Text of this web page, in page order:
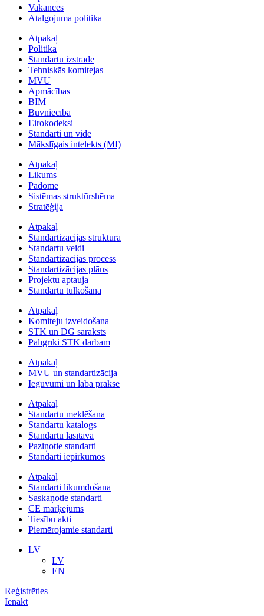
Vakances
Atalgojuma politika
Atpakaļ
Politika
Standartu izstrāde
Tehniskās komitejas
MVU
Apmācības
BIM
Būvniecība
Eirokodeksi
Standarti un vide
Mākslīgais intelekts (MI)
Atpakaļ
Likums
Padome
Sistēmas struktūrshēma
Stratēģija
Atpakaļ
Standartizācijas struktūra
Standartu veidi
Standartizācijas process
Standartizācijas plāns
Projektu aptauja
Standartu tulkošana
Atpakaļ
Komiteju izveidošana
STK un DG saraksts
Palīgrīki STK darbam
Atpakaļ
MVU un standartizācija
Ieguvumi un labā prakse
Atpakaļ
Standartu meklēšana
Standartu katalogs
Standartu lasītava
Paziņotie standarti
Standarti iepirkumos
Atpakaļ
Standarti likumdošanā
Saskaņotie standarti
CE marķējums
Tiesību akti
Piemērojamie standarti
LV
LV
EN
Reģistrēties
Ienākt